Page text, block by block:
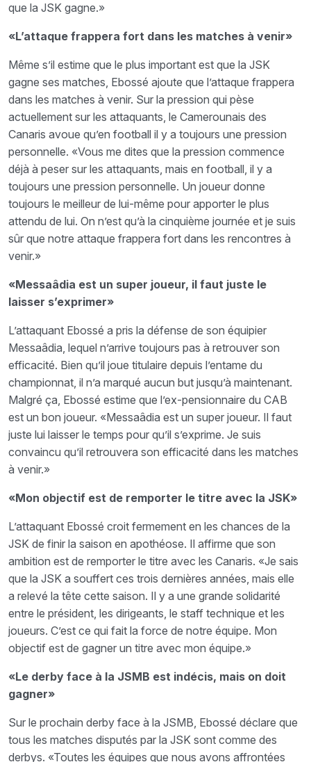
que la JSK gagne.»
«L’attaque frappera fort dans les matches à venir»
Même s’il estime que le plus important est que la JSK
gagne ses matches, Ebossé ajoute que l’attaque frappera
dans les matches à venir. Sur la pression qui pèse
actuellement sur les attaquants, le Camerounais des
Canaris avoue qu’en football il y a toujours une pression
personnelle. «Vous me dites que la pression commence
déjà à peser sur les attaquants, mais en football, il y a
toujours une pression personnelle. Un joueur donne
toujours le meilleur de lui-même pour apporter le plus
attendu de lui. On n’est qu’à la cinquième journée et je suis
sûr que notre attaque frappera fort dans les rencontres à
venir.»
«Messaâdia est un super joueur, il faut juste le
laisser s’exprimer»
L’attaquant Ebossé a pris la défense de son équipier
Messaâdia, lequel n’arrive toujours pas à retrouver son
efficacité. Bien qu’il joue titulaire depuis l’entame du
championnat, il n’a marqué aucun but jusqu’à maintenant.
Malgré ça, Ebossé estime que l’ex-pensionnaire du CAB
est un bon joueur. «Messaâdia est un super joueur. Il faut
juste lui laisser le temps pour qu’il s’exprime. Je suis
convaincu qu’il retrouvera son efficacité dans les matches
à venir.»
«Mon objectif est de remporter le titre avec la JSK»
L’attaquant Ebossé croit fermement en les chances de la
JSK de finir la saison en apothéose. Il affirme que son
ambition est de remporter le titre avec les Canaris. «Je sais
que la JSK a souffert ces trois dernières années, mais elle
a relevé la tête cette saison. Il y a une grande solidarité
entre le président, les dirigeants, le staff technique et les
joueurs. C’est ce qui fait la force de notre équipe. Mon
objectif est de gagner un titre avec mon équipe.»
«Le derby face à la JSMB est indécis, mais on doit
gagner»
Sur le prochain derby face à la JSMB, Ebossé déclare que
tous les matches disputés par la JSK sont comme des
derbys. «Toutes les équipes que nous avons affrontées